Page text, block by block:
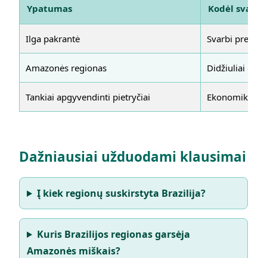
Ypatumas Kodėl svarbu
Ilga pakrantė Svarbi
Amazonės regionas Didžiuliai
Tankiai apgyvendinti pietryčiai Ekonomikos
Dažniausiai užduodami klausimai
Į kiek regionų suskirstyta Brazilija?
Kuris Brazilijos regionas garsėja
Amazonės miškais?